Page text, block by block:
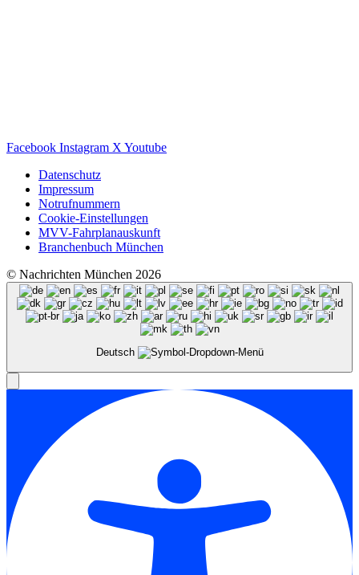
Facebook Instagram X Youtube
Datenschutz
Impressum
Notrufnummern
Cookie-Einstellungen
MVV-Fahrplanauskunft
Branchenbuch München
© Nachrichten München 2026
Deutsch